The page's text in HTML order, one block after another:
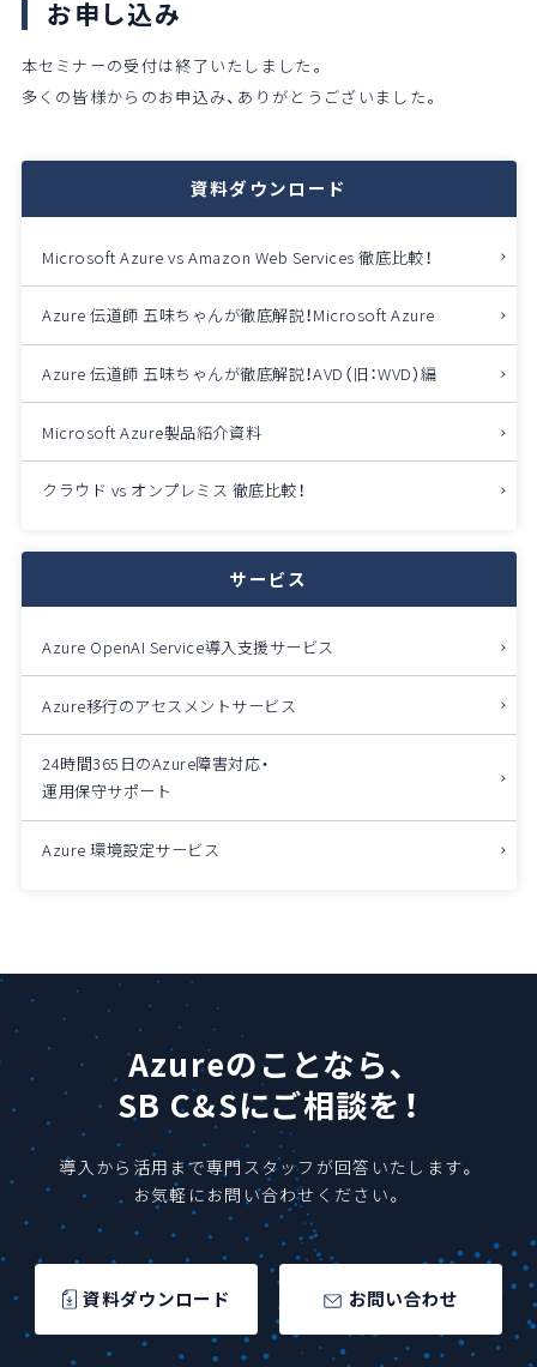
お申し込み
本セミナーの受付は終了いたしました。
多くの皆様からのお申込み、ありがとうございました。
資料ダウンロード
Microsoft Azure vs Amazon Web Services徹底比較！
Azure 伝道師 五味ちゃんが徹底解説！Microsoft Azure
Azure 伝道師 五味ちゃんが徹底解説！AVD（旧：WVD）編
Microsoft Azure製品紹介資料
クラウド vs オンプレミス 徹底比較！
サービス
Azure OpenAI Service導入支援サービス
Azure移行のアセスメントサービス
24時間365日のAzure障害対応・
運用保守サポート
Azure 環境設定サービス
Azureのことなら、
SB C&Sにご相談を！
導入から活用まで専門スタッフが回答いたします。
お気軽にお問い合わせください。
資料ダウンロード お問い合わせ